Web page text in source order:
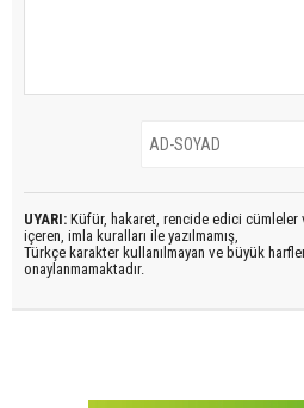
UYARI: Küfür, hakaret, rencide edici cümleler
içeren, imla kuralları ile yazılmamış,
Türkçe karakter kullanılmayan ve büyük
onaylanmamaktadır.